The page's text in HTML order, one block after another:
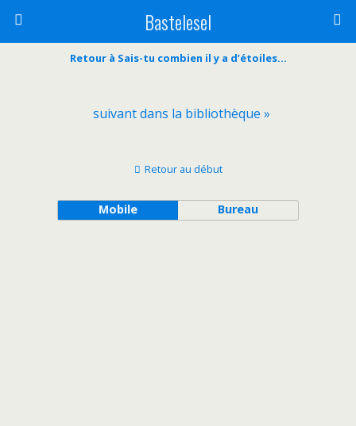
Bastelesel
Retour à Sais-tu combien il y a d’étoiles…
suivant dans la bibliothèque »
Retour au début
Mobile Bureau